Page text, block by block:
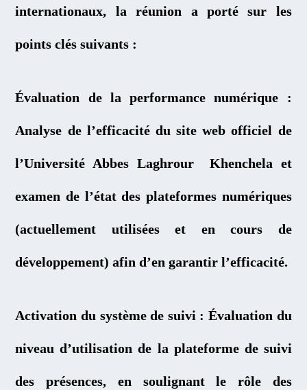
internationaux, la réunion a porté sur les
points clés suivants :
Évaluation de la performance numérique :
Analyse de l’efficacité du site web officiel de
l’Université Abbes Laghrour Khenchela et
examen de l’état des plateformes numériques
(actuellement utilisées et en cours de
développement) afin d’en garantir l’efficacité.
Activation du système de suivi : Évaluation du
niveau d’utilisation de la plateforme de suivi
des présences, en soulignant le rôle des